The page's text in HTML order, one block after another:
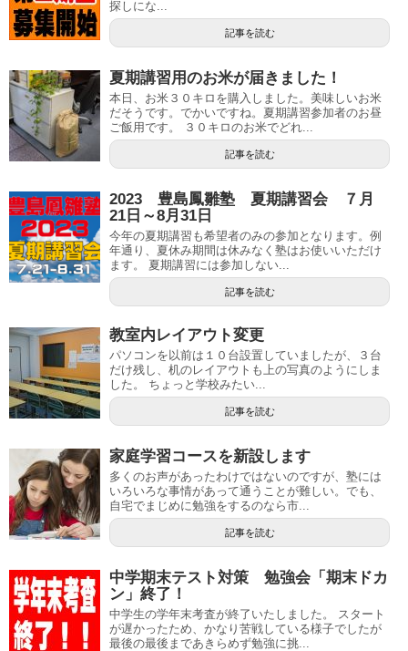
探しにな...
記事を読む
夏期講習用のお米が届きました！
本日、お米３０キロを購入しました。美味しいお米
だそうです。でかいですね。夏期講習参加者のお昼
ご飯用です。 ３０キロのお米でどれ...
記事を読む
2023 豊島鳳雛塾 夏期講習会 ７月
21日～8月31日
今年の夏期講習も希望者のみの参加となります。例
年通り、夏休み期間は休みなく塾はお使いいただけ
ます。 夏期講習には参加しない...
記事を読む
教室内レイアウト変更
パソコンを以前は１０台設置していましたが、３台
だけ残し、机のレイアウトも上の写真のようにしま
した。 ちょっと学校みたい...
記事を読む
家庭学習コースを新設します
多くのお声があったわけではないのですが、塾には
いろいろな事情があって通うことが難しい。でも、
自宅でまじめに勉強をするのなら市...
記事を読む
中学期末テスト対策 勉強会「期末ドカ
ン」終了！
中学生の学年末考査が終了いたしました。 スタート
が遅かったため、かなり苦戦している様子でしたが
最後の最後まであきらめず勉強に挑...